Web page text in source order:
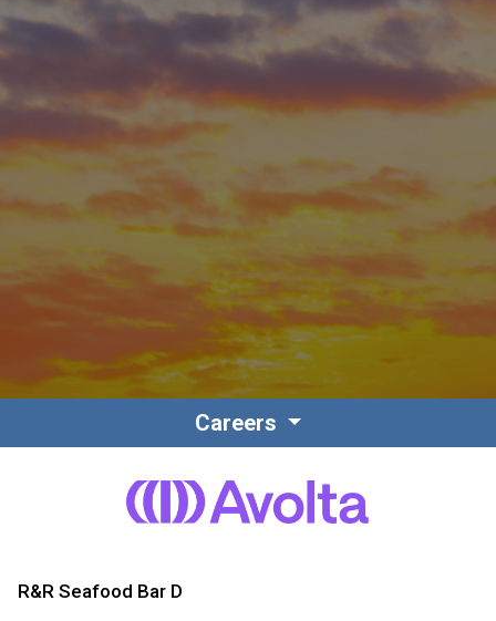
Nouvelles
Personnel
Amérique du Nord
Careers
R&R Seafood Bar D